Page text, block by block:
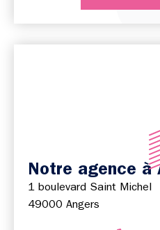
Notre agence à
1 boulevard Saint Michel
49000 Angers